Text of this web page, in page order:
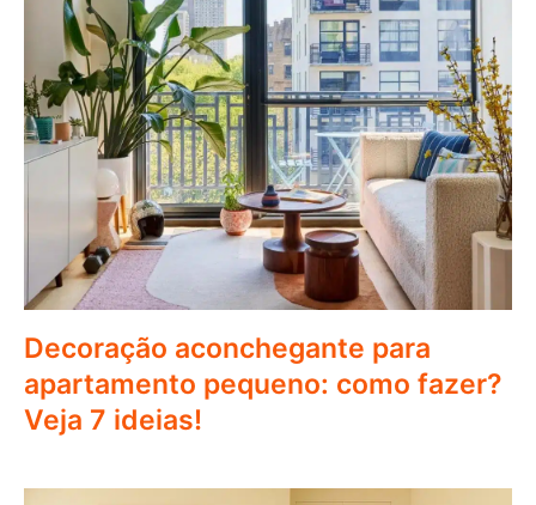
Decoração aconchegante para
apartamento pequeno: como fazer?
Veja 7 ideias!